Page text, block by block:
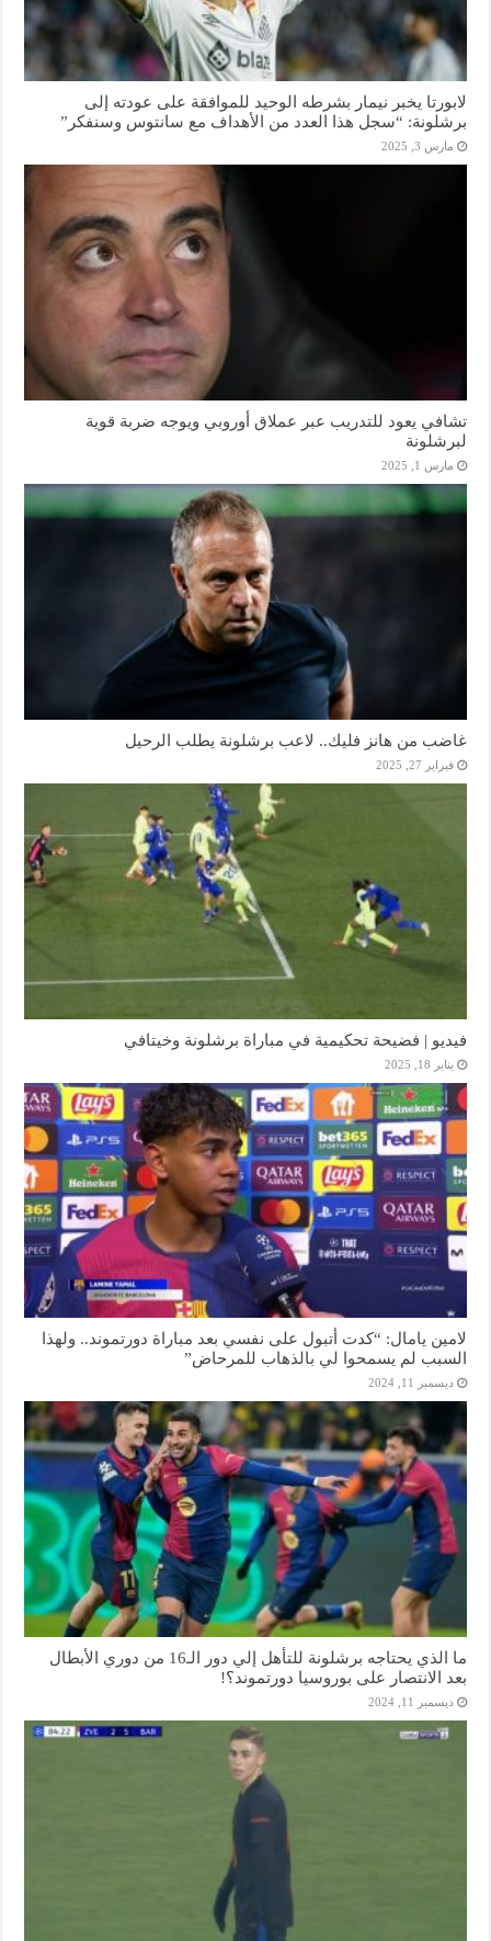
لابورتا يخبر نيمار بشرطه الوحيد للموافقة على عودته إلى
برشلونة: “سجل هذا العدد من الأهداف مع سانتوس وسنفكر”
مارس 3, 2025
تشافي يعود للتدريب عبر عملاق أوروبي ويوجه ضربة قوية
لبرشلونة
مارس 1, 2025
غاضب من هانز فليك.. لاعب برشلونة يطلب الرحيل
فبراير 27, 2025
فيديو | فضيحة تحكيمية في مباراة برشلونة وخيتافي
يناير 18, 2025
لامين يامال: “كدت أتبول على نفسي بعد مباراة دورتموند.. ولهذا
السبب لم يسمحوا لي بالذهاب للمرحاض”
ديسمبر 11, 2024
ما الذي يحتاجه برشلونة للتأهل إلي دور الـ16 من دوري الأبطال
بعد الانتصار على بوروسيا دورتموند؟!
ديسمبر 11, 2024